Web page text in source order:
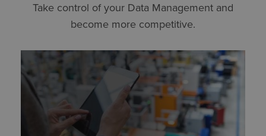
Take control of your Data Management and
become more competitive.